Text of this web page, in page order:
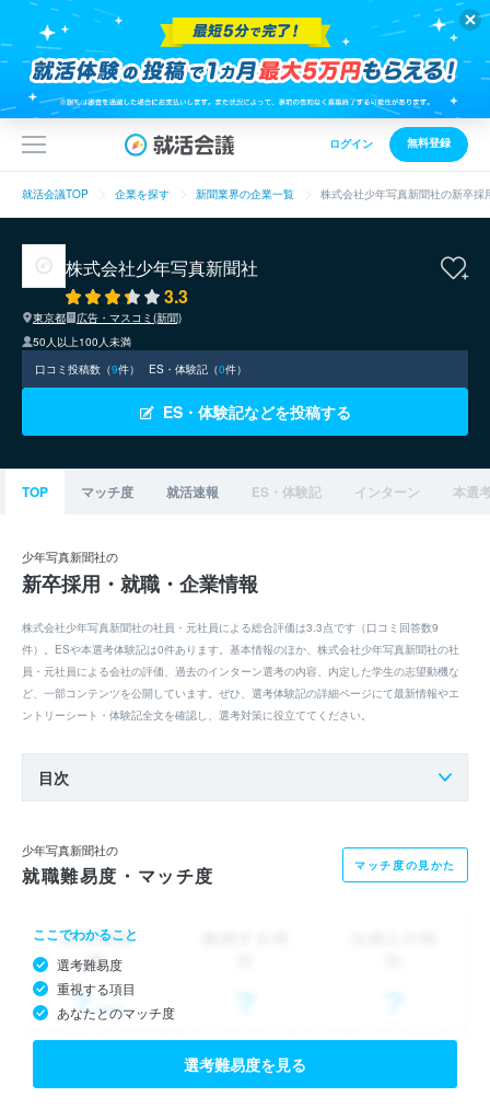
ログイン 無料登録
就活会議TOP 企業を探す 新聞業界の企業一覧 株式会社少年写真新聞社の新卒採
株式会社少年写真新聞社
3.3
東京都
広告・マスコミ(新聞)
50人以上100人未満
口コミ投稿数（9件） ES・体験記（0件）
ES・体験記などを投稿する
TOP マッチ度 就活速報 ES・体験記 インターン 本選
少年写真新聞社の
新卒採用・就職・企業情報
株式会社少年写真新聞社の社員・元社員による総合評価は3.3点です（口コミ回答数9
件）。ESや本選考体験記は0件あります。基本情報のほか、株式会社少年写真新聞社の社
員・元社員による会社の評価、過去のインターン選考の内容、内定した学生の志望動機な
ど、一部コンテンツを公開しています。ぜひ、選考体験記の詳細ページにて最新情報やエ
ントリーシート・体験記全文を確認し、選考対策に役立ててください。
目次
少年写真新聞社の
就職難易度・マッチ度 マッチ度の見かた
ここでわかること
選考難易度
重視する項目
あなたとのマッチ度
選考難易度を見る